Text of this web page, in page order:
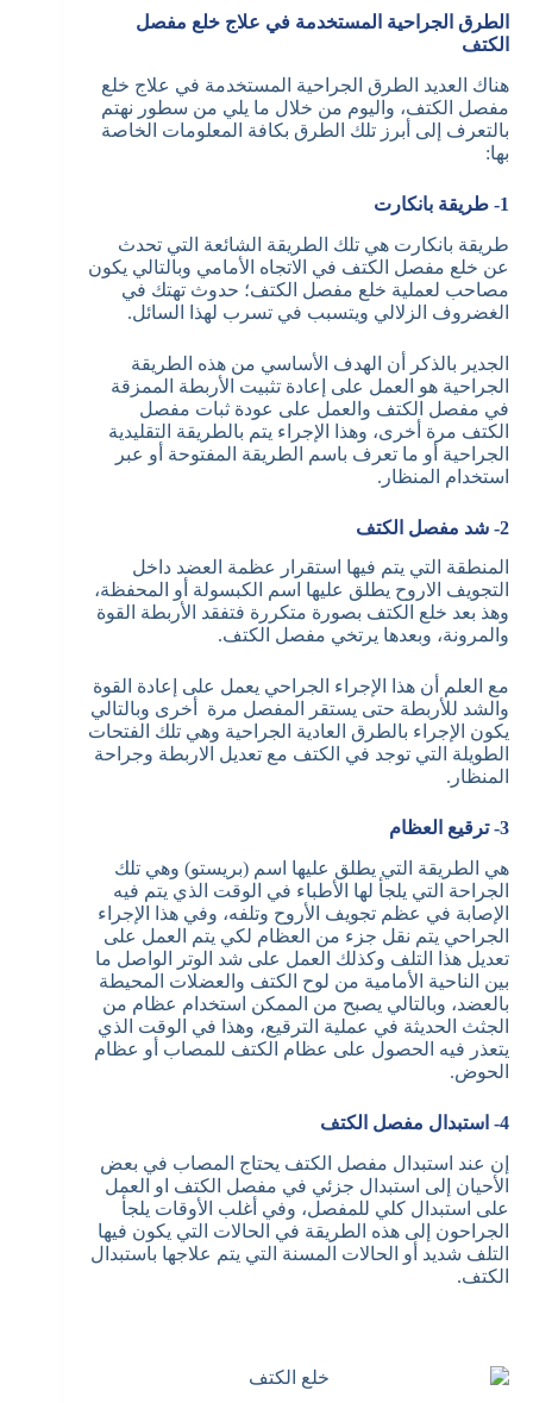
الطرق الجراحية المستخدمة في علاج خلع مفصل
الكتف
هناك العديد الطرق الجراحية المستخدمة في علاج خلع
مفصل الكتف، واليوم من خلال ما يلي من سطور نهتم
بالتعرف إلى أبرز تلك الطرق بكافة المعلومات الخاصة
بها:
1- طريقة بانكارت
طريقة بانكارت هي تلك الطريقة الشائعة التي تحدث
عن خلع مفصل الكتف في الاتجاه الأمامي وبالتالي يكون
مصاحب لعملية خلع مفصل الكتف؛ حدوث تهتك في
الغضروف الزلالي ويتسبب في تسرب لهذا السائل.
الجدير بالذكر أن الهدف الأساسي من هذه الطريقة
الجراحية هو العمل على إعادة تثبيت الأربطة الممزقة
في مفصل الكتف والعمل على عودة ثبات مفصل
الكتف مرة أخرى، وهذا الإجراء يتم بالطريقة التقليدية
الجراحية أو ما تعرف باسم الطريقة المفتوحة أو عبر
استخدام المنظار.
2- شد مفصل الكتف
المنطقة التي يتم فيها استقرار عظمة العضد داخل
التجويف الاروح يطلق عليها اسم الكبسولة أو المحفظة،
وهذ بعد خلع الكتف بصورة متكررة فتفقد الأربطة القوة
والمرونة، وبعدها يرتخي مفصل الكتف.
مع العلم أن هذا الإجراء الجراحي يعمل على إعادة القوة
والشد للأربطة حتى يستقر المفصل مرة أخرى وبالتالي
يكون الإجراء بالطرق العادية الجراحية وهي تلك الفتحات
الطويلة التي توجد في الكتف مع تعديل الاربطة وجراحة
المنظار.
3- ترقيع العظام
هي الطريقة التي يطلق عليها اسم (بريستو) وهي تلك
الجراحة التي يلجأ لها الأطباء في الوقت الذي يتم فيه
الإصابة في عظم تجويف الأروح وتلفه، وفي هذا الإجراء
الجراحي يتم نقل جزء من العظام لكي يتم العمل على
تعديل هذا التلف وكذلك العمل على شد الوتر الواصل ما
بين الناحية الأمامية من لوح الكتف والعضلات المحيطة
بالعضد، وبالتالي يصبح من الممكن استخدام عظام من
الجثث الحديثة في عملية الترقيع، وهذا في الوقت الذي
يتعذر فيه الحصول على عظام الكتف للمصاب أو عظام
الحوض.
4- استبدال مفصل الكتف
إن عند استبدال مفصل الكتف يحتاج المصاب في بعض
الأحيان إلى استبدال جزئي في مفصل الكتف او العمل
على استبدال كلي للمفصل، وفي أغلب الأوقات يلجأ
الجراحون إلى هذه الطريقة في الحالات التي يكون فيها
التلف شديد أو الحالات المسنة التي يتم علاجها باستبدال
الكتف.